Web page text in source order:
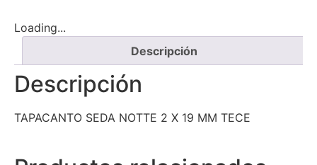
Loading...
Descripción
Descripción
TAPACANTO SEDA NOTTE 2 X 19 MM TECE